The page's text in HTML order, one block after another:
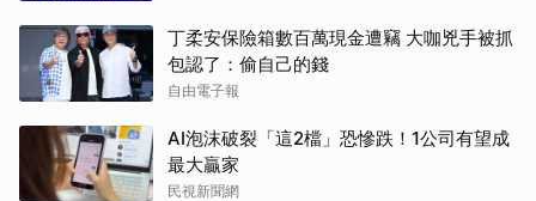
丁柔安保險箱數百萬現金遭竊 大咖兇手被抓
包認了：偷自己的錢
自由電子報
AI泡沫破裂「這2檔」恐慘跌！1公司有望成
最大贏家
民視新聞網